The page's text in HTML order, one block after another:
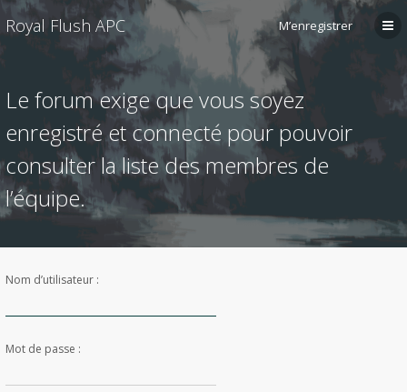
Royal Flush APC M’enregistrer
Le forum exige que vous soyez
enregistré et connecté pour pouvoir
consulter la liste des membres de
l’équipe.
Nom d’utilisateur :
Mot de passe :